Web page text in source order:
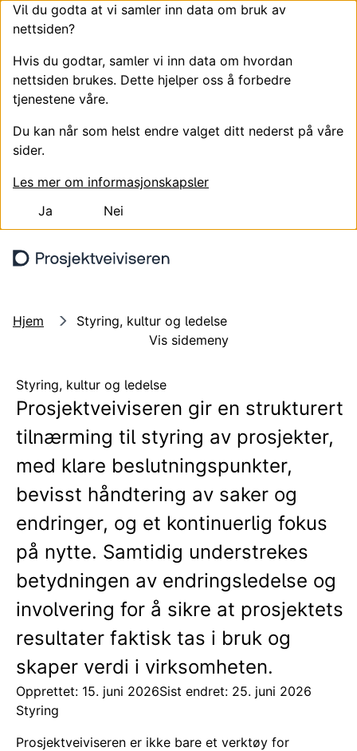
Vil du godta at vi samler inn data om bruk av
nettsiden?
Hvis du godtar, samler vi inn data om hvordan
nettsiden brukes. Dette hjelper oss å forbedre
tjenestene våre.
Du kan når som helst endre valget ditt nederst på våre
sider.
Les mer om informasjonskapsler
Ja
Nei
Hjem
Styring, kultur og ledelse
Vis sidemeny
Styring, kultur og ledelse
Prosjektveiviseren gir en strukturert
tilnærming til styring av prosjekter,
med klare beslutningspunkter,
bevisst håndtering av saker og
endringer, og et kontinuerlig fokus
på nytte. Samtidig understrekes
betydningen av endringsledelse og
involvering for å sikre at prosjektets
resultater faktisk tas i bruk og
skaper verdi i virksomheten.
Opprettet: 15. juni 2026Sist endret: 25. juni 2026
Styring
Prosjektveiviseren er ikke bare et verktøy for